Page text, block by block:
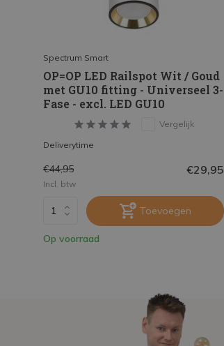
Spectrum Smart
OP=OP LED Railspot Wit / Goud
met GU10 fitting - Universeel 3-
Fase - excl. LED GU10
Vergelijk
Deliverytime
€44,95 €29,95
Incl. btw
Toevoegen
Op voorraad